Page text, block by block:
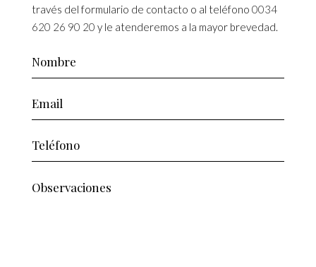
través del formulario de contacto o al teléfono 0034
620 26 90 20 y le atenderemos a la mayor brevedad.